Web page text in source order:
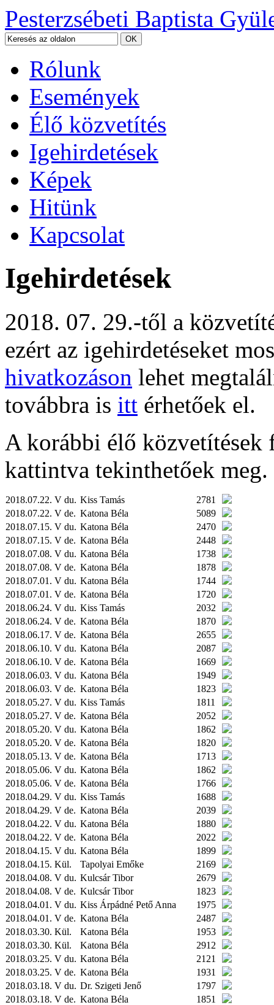
Pesterzsébeti Baptista
Rólunk
Események
Élő közvetítés
Igehirdetések
Képek
Hitünk
Kapcsolat
Igehirdetések
2018. 07. 29.-től a
ezért az igehirdetéseket
hivatkozáson lehet
továbbra is itt érhetőek el.
A korábbi élő közvetítések
kattintva tekinthetőek meg.
2018.07.22. V du. Kiss Tamás
2781
2018.07.22. V de. Katona Béla
5089
2018.07.15. V du. Katona Béla
2470
2018.07.15. V de. Katona Béla
2448
2018.07.08. V du. Katona Béla
1738
2018.07.08. V de. Katona Béla
1878
2018.07.01. V du. Katona Béla
1744
2018.07.01. V de. Katona Béla
1720
2018.06.24. V du. Kiss Tamás
2032
2018.06.24. V de. Katona Béla
1870
2018.06.17. V de. Katona Béla
2655
2018.06.10. V du. Katona Béla
2087
2018.06.10. V de. Katona Béla
1669
2018.06.03. V du. Katona Béla
1949
2018.06.03. V de. Katona Béla
1823
2018.05.27. V du. Kiss Tamás
1811
2018.05.27. V de. Katona Béla
2052
2018.05.20. V du. Katona Béla
1862
2018.05.20. V de. Katona Béla
1820
2018.05.13. V de. Katona Béla
1713
2018.05.06. V du. Katona Béla
1862
2018.05.06. V de. Katona Béla
1766
2018.04.29. V du. Kiss Tamás
1688
2018.04.29. V de. Katona Béla
2039
2018.04.22. V du. Katona Béla
1880
2018.04.22. V de. Katona Béla
2022
2018.04.15. V du. Katona Béla
1899
2018.04.15. Kül. Tapolyai Emőke
2169
2018.04.08. V du. Kulcsár Tibor
2679
2018.04.08. V de. Kulcsár Tibor
1823
2018.04.01. V du. Kiss Árpádné Pető Anna
1975
2018.04.01. V de. Katona Béla
2487
2018.03.30. Kül. Katona Béla
1953
2018.03.30. Kül. Katona Béla
2912
2018.03.25. V du. Katona Béla
2121
2018.03.25. V de. Katona Béla
1931
2018.03.18. V du. Dr. Szigeti Jenő
1797
2018.03.18. V de. Katona Béla
1851